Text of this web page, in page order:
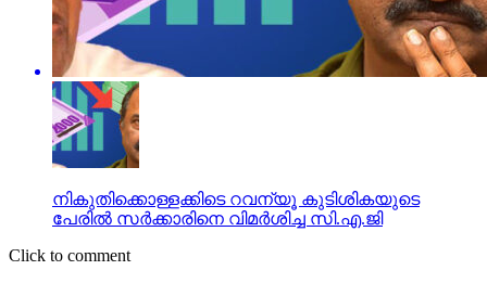
നികുതിക്കൊള്ളക്കിടെ റവന്യൂ കുടിശികയുടെ
പേരില്‍ സര്‍ക്കാരിനെ വിമര്‍ശിച്ച സി.എ.ജി
Click to comment